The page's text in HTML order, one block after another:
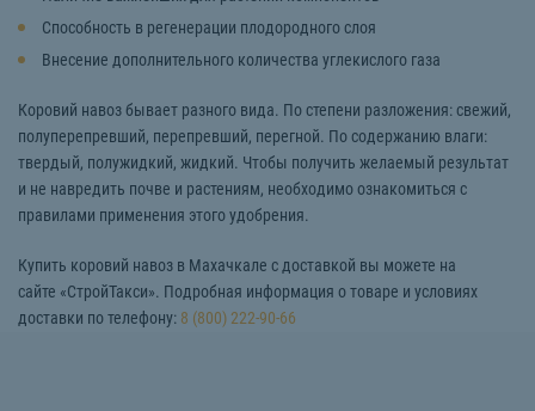
Способность в регенерации плодородного слоя
Внесение дополнительного количества углекислого газа
Коровий навоз бывает разного вида. По степени разложения: свежий,
полуперепревший, перепревший, перегной. По содержанию влаги:
твердый, полужидкий, жидкий. Чтобы получить желаемый результат
и не навредить почве и растениям, необходимо ознакомиться с
правилами применения этого удобрения.
Купить коровий навоз в Махачкале с доставкой вы можете на
сайте «СтройТакси». Подробная информация о товаре и условиях
доставки по телефону: 8 (800) 222-90-66